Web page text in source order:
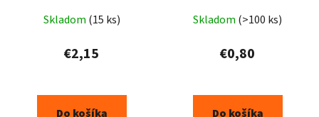
Skladom (15 ks)
€2,15
Do košíka
Skladom (>100 ks)
€0,80
Do košíka